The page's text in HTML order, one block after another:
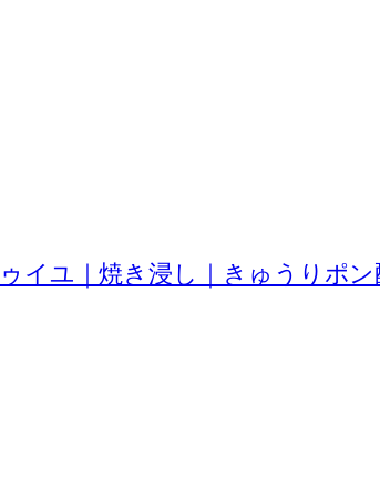
イユ｜焼き浸し｜きゅうりポ